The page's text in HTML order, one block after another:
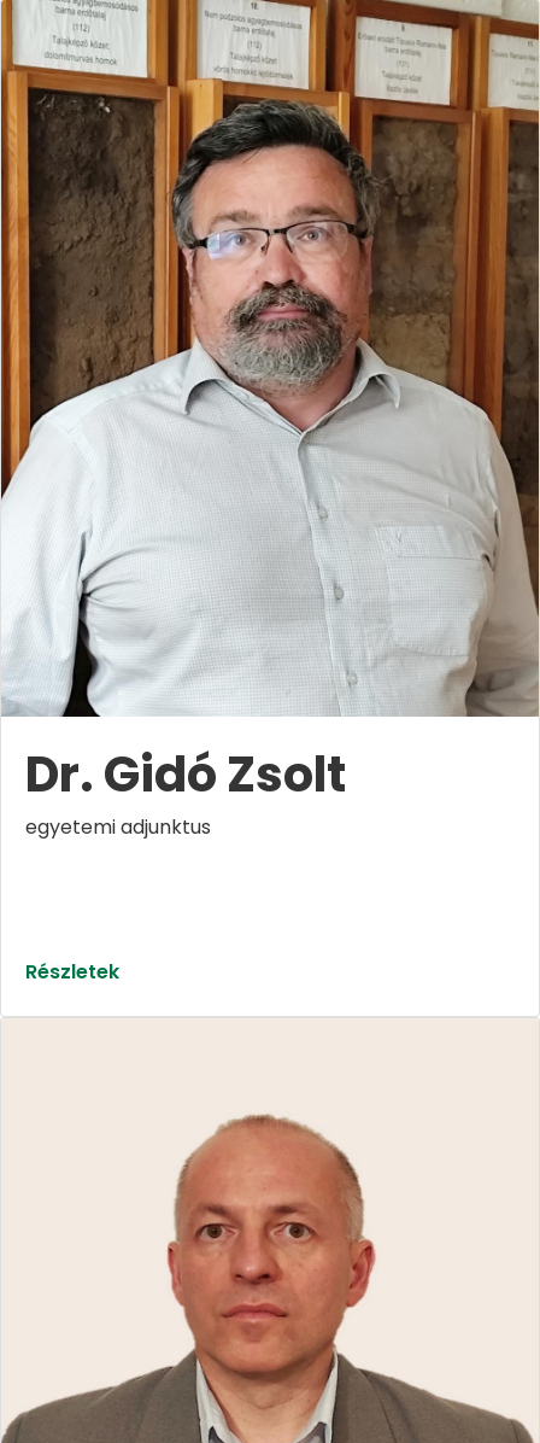
Dr. Gidó Zsolt
egyetemi adjunktus
Részletek